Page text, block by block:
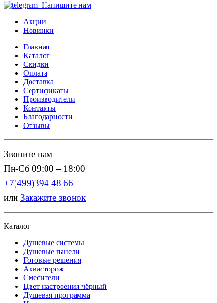
Напишите нам
Акции
Новинки
Главная
Каталог
Скидки
Оплата
Доставка
Сертификаты
Производители
Контакты
Благодарности
Отзывы
Звоните нам
Пн-Сб 09:00 – 18:00
+7(499)394 48 66
или Закажите звонок
Каталог
Душевые системы
Душевые панели
Готовые решения
Аквасторож
Смесители
Цвет настроения чёрный
Душевая программа